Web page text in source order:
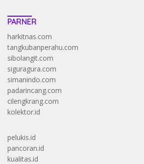
PARNER
harkitnas.com
tangkubanperahu.com
sibolangit.com
siguragura.com
simanindo.com
padarincang.com
cilengkrang.com
kolektor.id
pelukis.id
pancoran.id
kualitas.id